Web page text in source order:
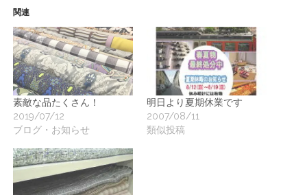
関連
素敵な品たくさん！
2019/07/12
ブログ・お知らせ
明日より夏期休業です
2007/08/11
類似投稿